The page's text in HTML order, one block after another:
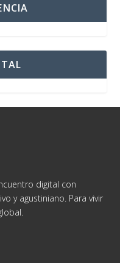
digital con
y agustiniano. Para vivir